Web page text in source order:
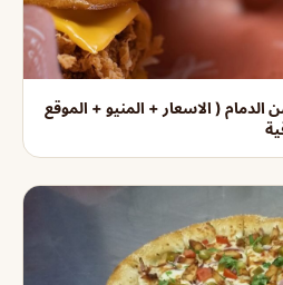
( الاسعار + المنيو + الموقع